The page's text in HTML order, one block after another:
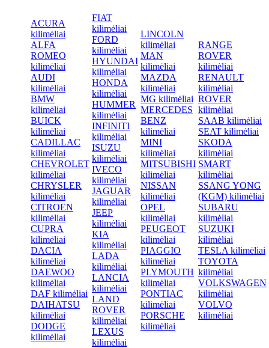
ACURA
kilimėliai
ALFA
ROMEO
kilimėliai
AUDI
kilimėliai
BMW
kilimėliai
BUICK
kilimėliai
CADILLAC
kilimėliai
CHEVROLET
kilimėliai
CHRYSLER
kilimėliai
CITROEN
kilimėliai
CUPRA
kilimėliai
DACIA
kilimėliai
DAEWOO
kilimėliai
DAF kilimėliai
DAIHATSU
kilimėliai
DODGE
kilimėliai
FIAT
kilimėliai
FORD
kilimėliai
HYUNDAI
kilimėliai
HONDA
kilimėliai
HUMMER
kilimėliai
INFINITI
kilimėliai
ISUZU
kilimėliai
IVECO
kilimėliai
JAGUAR
kilimėliai
JEEP
kilimėliai
KIA
kilimėliai
LADA
kilimėliai
LANCIA
kilimėliai
LAND
ROVER
kilimėliai
LEXUS
kilimėliai
LINCOLN
kilimėliai
MAN
kilimėliai
MAZDA
kilimėliai
MG kilimėliai
MERCEDES
BENZ
kilimėliai
MINI
kilimėliai
MITSUBISHI
kilimėliai
NISSAN
kilimėliai
OPEL
kilimėliai
PEUGEOT
kilimėliai
PIAGGIO
kilimėliai
PLYMOUTH
kilimėliai
PONTIAC
kilimėliai
PORSCHE
kilimėliai
RANGE
ROVER
kilimėliai
RENAULT
kilimėliai
ROVER
kilimėliai
SAAB kilimėliai
SEAT kilimėliai
SKODA
kilimėliai
SMART
kilimėliai
SSANG YONG
(KGM) kilimėliai
SUBARU
kilimėliai
SUZUKI
kilimėliai
TESLA kilimėliai
TOYOTA
kilimėliai
VOLKSWAGEN
kilimėliai
VOLVO
kilimėliai